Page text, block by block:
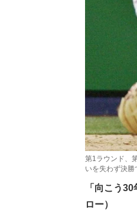
第1ラウンド、
いを失わず決勝
「向こう
ロー）